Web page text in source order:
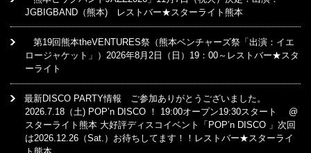
JGBIGBAND（熊本) レストバー★スターライト熊本
第19回熊本theVENTURES祭（熊本ベンチャーズ祭「出演：イエ
ロージャケット」）2026年8月2日（日）19：00～レストバー★スタ
ーライト
最新DISCO PARTY情報 ご参加ありがとうございました。
2026.7.18（土) POP’n DISCO ！ 19:00オープン19:30スタート @
スターライト熊本 大好評ディスコイベント「POP’n DISCO 」次回
は2026.12.26（Sat.）お待ちしてます！！レストバー★スターライ